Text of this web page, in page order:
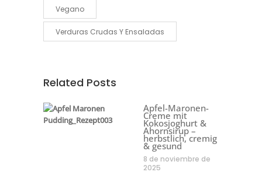
Vegano
Verduras Crudas Y Ensaladas
Related Posts
Apfel-Maronen-
Creme mit
Kokosjoghurt &
Ahornsirup –
herbstlich, cremig
& gesund
8 de noviembre de
2025